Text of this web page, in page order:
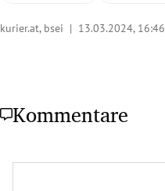
kurier.at, bsei | 13.03.2024, 16:46
Kommentare